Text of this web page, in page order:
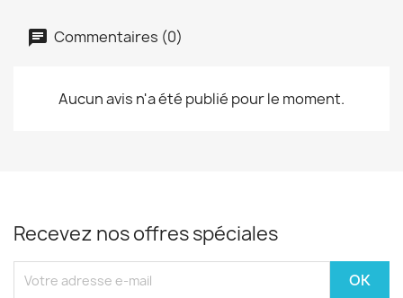
Commentaires (0)
Aucun avis n'a été publié pour le moment.
Recevez nos offres spéciales